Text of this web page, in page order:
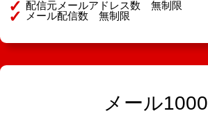
配信元メールアドレス数 無制限
メール配信数 無制限
メール1000